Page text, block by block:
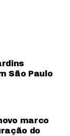
São Paulo
marco
do